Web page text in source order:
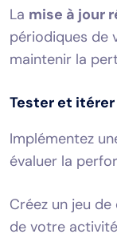
La mise à jour
périodiques de
maintenir la
Tester et itérer
Implémentez
évaluer la
Créez un jeu
de votre activité